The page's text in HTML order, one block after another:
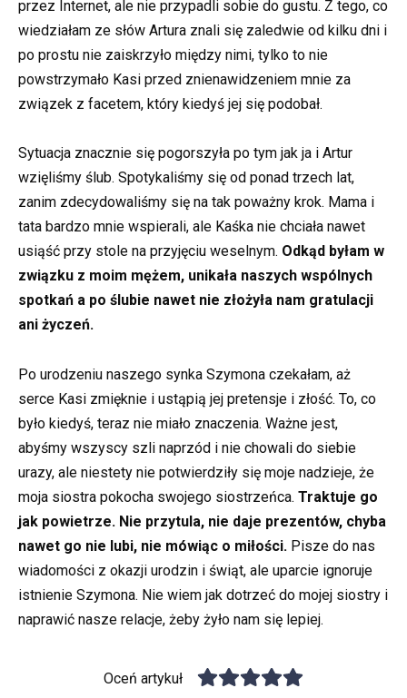
przez Internet, ale nie przypadli sobie do gustu. Z tego, co
wiedziałam ze słów Artura znali się zaledwie od kilku dni i
po prostu nie zaiskrzyło między nimi, tylko to nie
powstrzymało Kasi przed znienawidzeniem mnie za
związek z facetem, który kiedyś jej się podobał.
Sytuacja znacznie się pogorszyła po tym jak ja i Artur
wzięliśmy ślub. Spotykaliśmy się od ponad trzech lat,
zanim zdecydowaliśmy się na tak poważny krok. Mama i
tata bardzo mnie wspierali, ale Kaśka nie chciała nawet
usiąść przy stole na przyjęciu weselnym. Odkąd byłam w
związku z moim mężem, unikała naszych wspólnych
spotkań a po ślubie nawet nie złożyła nam gratulacji
ani życzeń.
Po urodzeniu naszego synka Szymona czekałam, aż
serce Kasi zmięknie i ustąpią jej pretensje i złość. To, co
było kiedyś, teraz nie miało znaczenia. Ważne jest,
abyśmy wszyscy szli naprzód i nie chowali do siebie
urazy, ale niestety nie potwierdziły się moje nadzieje, że
moja siostra pokocha swojego siostrzeńca. Traktuje go
jak powietrze. Nie przytula, nie daje prezentów, chyba
nawet go nie lubi, nie mówiąc o miłości. Pisze do nas
wiadomości z okazji urodzin i świąt, ale uparcie ignoruje
istnienie Szymona. Nie wiem jak dotrzeć do mojej siostry i
naprawić nasze relacje, żeby żyło nam się lepiej.
Oceń artykuł